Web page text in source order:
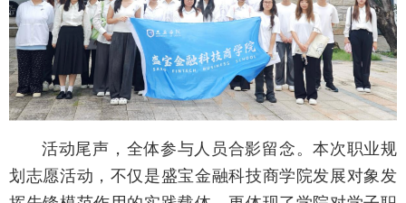
活动尾声，全体参与人员合影留念。本次职业规
划志愿活动，不仅是盛宝金融科技商学院发展对象发